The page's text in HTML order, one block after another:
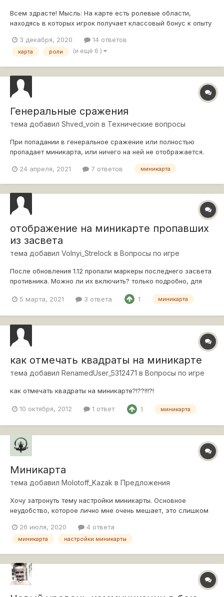
Всем здрасте! Мысль: На карте есть ролевые области,
находясь в которых игрок получает классовый бонус к опыту
миникарте или штриховкой. А также постоянно светиться
либо какой-то значок, либо светиться надпись "Вы
3 декабря, 2020 14 ответов
карта роли (и ещё 6 )
Генеральные сражения
тема добавил Shved_voin в Технические вопросы
При попадании в генеральное сражение или полностью
пропадает миникарта, или ничего на ней не отображается.
24 апреля, 2021 7 ответов миникарта
отображение на миникарте пропавших
из засвета
тема добавил Volnyi_Strelock в Вопросы по игре
После обновления 1.12 пропали маркеры последнего засвета
противника. Можно ли их включить? только подробно, для
5 марта, 2021
3 ответа 1 миникарта
как отмечать квадраты на миникарте
тема добавил RenamedUser_5312471 в Вопросы по игре
как отмечать квадраты на миникарте?!??!!!?!
10 октября, 2012 1 ответ 1 миникарта
Миникарта
тема добавил Molotoff_Kazak в Предложения
Хочу затронуть тему настройки миникарты. Основное
неудобство, которое лично мне очень мешает, это слишком
уменьшить раза в два или три. Сейчас из-за слишком
большого шага масштабирования, невозможно настроить
26 июля, 2020 4 ответа
миникарта настройки миникарты